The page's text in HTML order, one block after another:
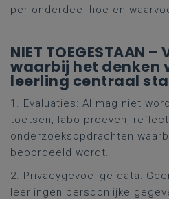
per onderdeel hoe en
NIET TOEGESTAAN
waarbij het denken
leerling centraal
1. Evaluaties: AI mag niet
toetsen, labo-proeven,
onderzoeksopdrachten
beoordeeld wordt.
2. Privacygevoelige data:
leerlingen persoonlijke